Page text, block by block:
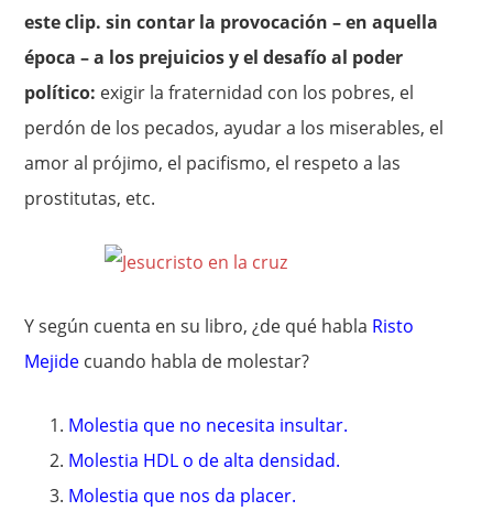
este clip. sin contar la provocación – en aquella
época – a los prejuicios y el desafío al poder
político: exigir la fraternidad con los pobres, el
perdón de los pecados, ayudar a los miserables, el
amor al prójimo, el pacifismo, el respeto a las
prostitutas, etc.
Y según cuenta en su libro, ¿de qué habla Risto
Mejide cuando habla de molestar?
Molestia que no necesita insultar.
Molestia HDL o de alta densidad.
Molestia que nos da placer.